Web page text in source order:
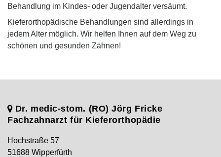
Behandlung im Kindes- oder Jugendalter versäumt.
Kieferorthopädische Behandlungen sind allerdings in
jedem Alter möglich. Wir helfen Ihnen auf dem Weg zu
schönen und gesunden Zähnen!
Dr. medic-stom. (RO) Jörg Fricke
Fachzahnarzt für Kieferorthopädie
Hochstraße 57
51688 Wipperfürth